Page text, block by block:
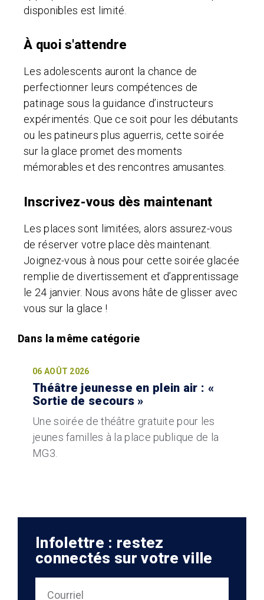
disponibles est limité.
À quoi s'attendre
Les adolescents auront la chance de
perfectionner leurs compétences de
patinage sous la guidance d’instructeurs
expérimentés. Que ce soit pour les débutants
ou les patineurs plus aguerris, cette soirée
sur la glace promet des moments
mémorables et des rencontres amusantes.
Inscrivez-vous dès maintenant
Les places sont limitées, alors assurez-vous
de réserver votre place dès maintenant.
Joignez-vous à nous pour cette soirée glacée
remplie de divertissement et d’apprentissage
le 24 janvier. Nous avons hâte de glisser avec
vous sur la glace !
06 AOÛT 2026
Théâtre jeunesse en plein air : «
Sortie de secours »
Une soirée de théâtre gratuite pour les
jeunes familles à la place publique de la
MG3.
Infolettre : restez
connectés sur votre ville